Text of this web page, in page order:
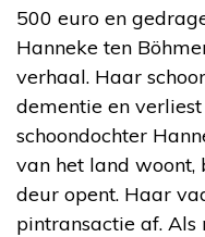
500 euro en
Hanneke ten
verhaal. Haar
dementie en
schoondochter
van het land woont,
deur opent. Haar
pintransactie af.